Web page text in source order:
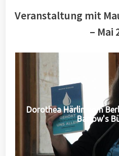
Veranstaltung mit
– Mai
Dorothea Härlin vom
Barlow's